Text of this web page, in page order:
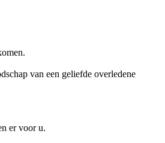
van een geliefde overledene
er voor u.